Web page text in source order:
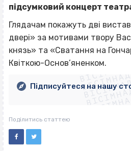
підсумковий концерт
Глядачам покажуть дві
двері» за мотивами твору
князь» та «Сватання на
Квіткою-Основ’яненком.
Підписуйтеся на нашу
Поділитись статтею